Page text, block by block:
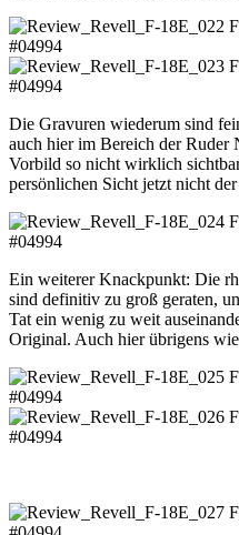
Die Gravuren wiederum sind
auch hier im Bereich der Ruder
Vorbild so nicht wirklich
persönlichen Sicht jetzt nicht
Ein weiterer Knackpunkt: Die
sind definitiv zu groß geraten,
Tat ein wenig zu weit
Original. Auch hier übrigens